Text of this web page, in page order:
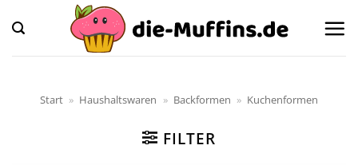
Inhalt
springen
Start » Haushaltswaren » Backformen » Kuchenformen
FILTER